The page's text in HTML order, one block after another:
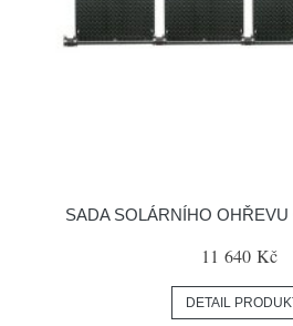
SADA SOLÁRNÍHO
11 640 Kč
DETAIL